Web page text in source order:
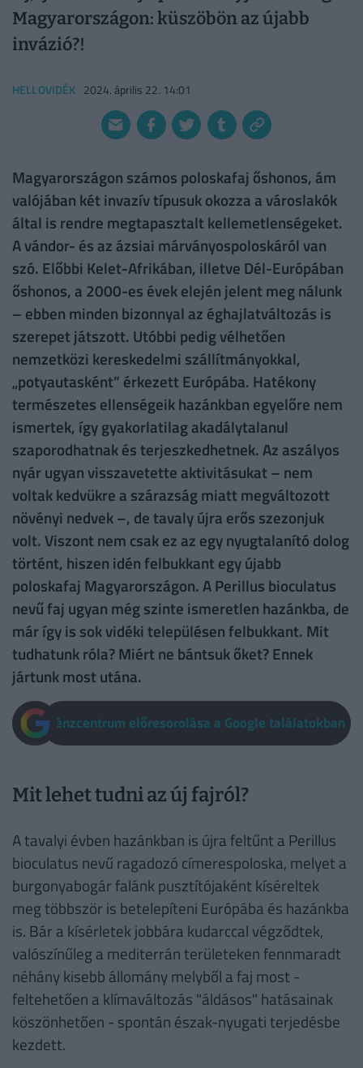
Magyarországon: küszöbön az újabb
invázió?!
HELLOVIDÉK 2024. április 22. 14:01
Magyarországon számos poloskafaj őshonos, ám
valójában két invazív típusuk okozza a városlakók
által is rendre megtapasztalt kellemetlenségeket.
A vándor- és az ázsiai márványospoloskáról van
szó. Előbbi Kelet-Afrikában, illetve Dél-Európában
őshonos, a 2000-es évek elején jelent meg nálunk
– ebben minden bizonnyal az éghajlatváltozás is
szerepet játszott. Utóbbi pedig vélhetően
nemzetközi kereskedelmi szállítmányokkal,
„potyautasként” érkezett Európába. Hatékony
természetes ellenségeik hazánkban egyelőre nem
ismertek, így gyakorlatilag akadálytalanul
szaporodhatnak és terjeszkedhetnek. Az aszályos
nyár ugyan visszavetette aktivitásukat – nem
voltak kedvükre a szárazság miatt megváltozott
növényi nedvek –, de tavaly újra erős szezonjuk
volt. Viszont nem csak ez az egy nyugtalanító dolog
történt, hiszen idén felbukkant egy újabb
poloskafaj Magyarországon. A Perillus bioculatus
nevű faj ugyan még szinte ismeretlen hazánkba, de
már így is sok vidéki településen felbukkant. Mit
tudhatunk róla? Miért ne bántsuk őket? Ennek
jártunk most utána.
Pénzcentrum előresorolása a Google találatokban
Mit lehet tudni az új fajról?
A tavalyi évben hazánkban is újra feltűnt a Perillus
bioculatus nevű ragadozó címerespoloska, melyet a
burgonyabogár falánk pusztítójaként kíséreltek
meg többször is betelepíteni Európába és hazánkba
is. Bár a kísérletek jobbára kudarccal végződtek,
valószínűleg a mediterrán területeken fennmaradt
néhány kisebb állomány melyből a faj most -
feltehetően a klímaváltozás "áldásos" hatásainak
köszönhetően - spontán észak-nyugati terjedésbe
kezdett.